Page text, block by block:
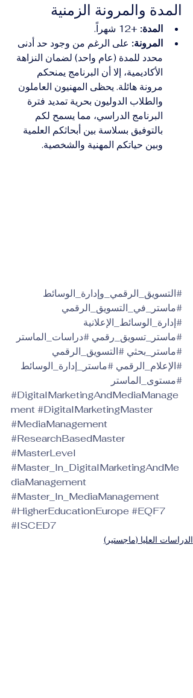
المدة والمرونة الزمنية
المدة: +12 شهراً.
المرونة: على الرغم من وجود حد أدنى
محدد للمدة (عام واحد) لضمان النزاهة
الأكاديمية، إلا أن البرنامج يمنحكم
مرونة هائلة. يحظى المهنيون العاملون
والطلاب الدوليون بحرية تمديد فترة
البرنامج الدراسي، مما يسمح لكم
بالتوفيق بسلاسة بين أبحاثكم العلمية
وبين حياتكم المهنية والشخصية.
#التسويق_الرقمي_وإدارة_الوسائط
#ماستر_في_التسويق_الرقمي
#إدارة_الوسائط_الإعلانية
#ماستر_تسويق_رقمي #دراسات_الماستر
#ماستر_بحثي #التسويق_الرقمي
#الإعلام_الرقمي #ماستر_إدارة_الوسائط
#مستوى_الماستر
#DigitalMarketingAndMediaManage
ment#DigitalMarketingMaster
#MediaManagement
#ResearchBasedMaster
#MasterLevel
#Master_In_DigitalMarketingAndMe
diaManagement
#Master_In_MediaManagement
#HigherEducationEurope #EQF7
#ISCED7
الدراسات العليا (ماجستير)